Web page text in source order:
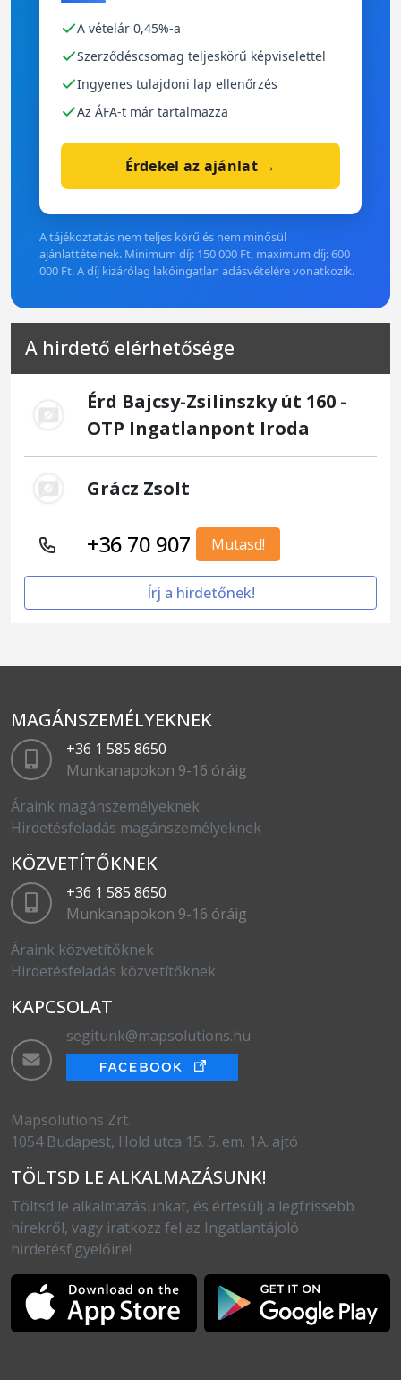
A vételár 0,45%-a
Szerződéscsomag teljeskörű képviselettel
Ingyenes tulajdoni lap ellenőrzés
Az ÁFA-t már tartalmazza
Érdekel az ajánlat →
A tájékoztatás nem teljes körű és nem minősül
ajánlattételnek. Minimum díj: 150 000 Ft, maximum díj: 600
000 Ft. A díj kizárólag lakóingatlan adásvételére vonatkozik.
A hirdető elérhetősége
Érd Bajcsy-Zsilinszky út 160 -
OTP Ingatlanpont Iroda
Grácz Zsolt
+36 70 907 Mutasd!
Írj a hirdetőnek!
MAGÁNSZEMÉLYEKNEK
+36 1 585 8650
Munkanapokon 9-16 óráig
Áraink magánszemélyeknek
Hirdetésfeladás magánszemélyeknek
KÖZVETÍTŐKNEK
+36 1 585 8650
Munkanapokon 9-16 óráig
Áraink közvetítőknek
Hirdetésfeladás közvetítőknek
KAPCSOLAT
segitunk@mapsolutions.hu
Mapsolutions Zrt.
1054 Budapest, Hold utca 15. 5. em. 1A. ajtó
TÖLTSD LE ALKALMAZÁSUNK!
Töltsd le alkalmazásunkat, és értesülj a legfrissebb
hírekről, vagy iratkozz fel az Ingatlantájoló
hirdetésfigyelőire!